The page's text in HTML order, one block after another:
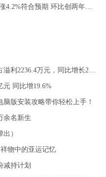
美国7月核心PCE物价指数同比上涨4.2%符合预期 环比创两年多来最小连续涨幅
卓尔智联2023上半年权益股东应占溢利2236.4万元，同比增长285.72倍｜中报速递
元 同比增19.6%
版安装攻略带你轻松上手！
余名新生
）
物中的亚运记忆
减持计划